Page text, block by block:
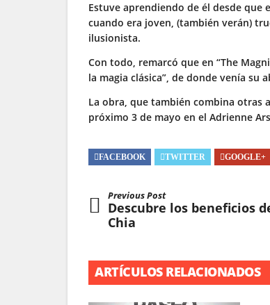
Estuve aprendiendo de él desde que
cuando era joven, (también verán)
ilusionista.
Con todo, remarcó que en “The
la magia clásica”, de donde venía su
La obra, que también combina otras
próximo 3 de mayo en el Adrienne
FACEBOOK TWITTER GOOGLE+
Previous Post
Descubre los beneficios
Chia
ARTÍCULOS RELACIONADOS